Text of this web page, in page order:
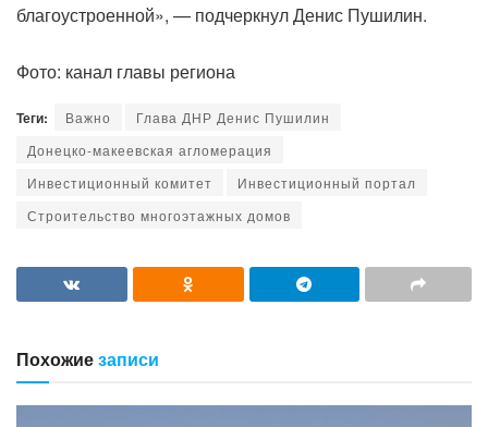
благоустроенной», — подчеркнул Денис Пушилин.
Фото: канал главы региона
Теги: Важно
Глава ДНР Денис Пушилин
Донецко-макеевская агломерация
Инвестиционный комитет
Инвестиционный портал
Строительство многоэтажных домов
Похожиезаписи